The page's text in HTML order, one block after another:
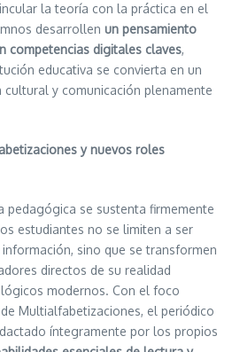
la teoría con la práctica en el
desarrollen un pensamiento
competencias digitales claves,
educativa se convierta en un
cultural y comunicación plenamente
y nuevos roles
pedagógica se sustenta firmemente
estudiantes no se limiten a ser
sino que se transformen
directos de su realidad
modernos. Con el foco
Multialfabetizaciones, el periódico
íntegramente por los propios